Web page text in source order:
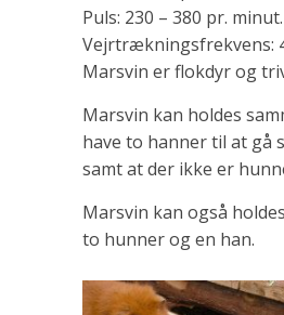
Puls: 230 – 380 pr. minut.
Vejrtrækningsfrekvens:
Marsvin er flokdyr og
Marsvin kan holdes
have to hanner til at gå
samt at der ikke er
Marsvin kan også
to hunner og en han.